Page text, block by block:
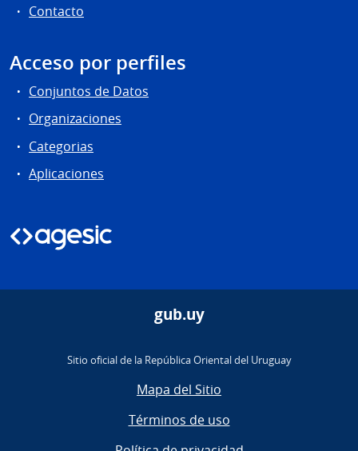
Contacto
Acceso por perfiles
Conjuntos de Datos
Organizaciones
Categorias
Aplicaciones
gub.uy
Sitio oficial de la República Oriental del Uruguay
Mapa del Sitio
Términos de uso